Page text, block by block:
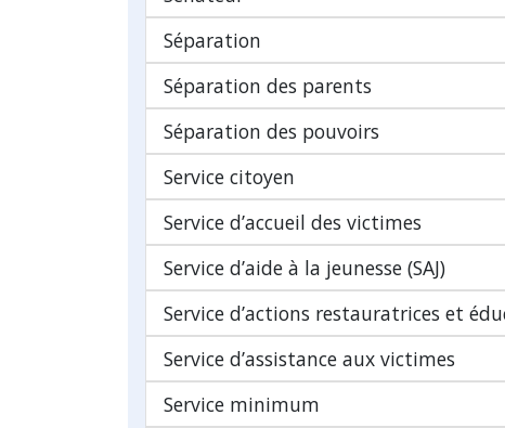
Séparation
Séparation des parents
Séparation des pouvoirs
Service citoyen
Service d’accueil des victimes
Service d’aide à la jeunesse (SAJ)
Service d’actions restauratrices et
Service d’assistance aux victimes
Service minimum